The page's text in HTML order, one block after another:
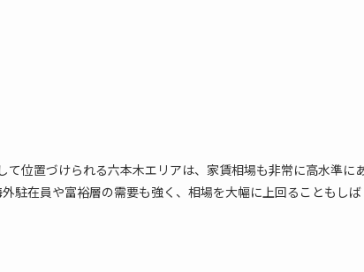
位置づけられる六本木エリアは、家賃相場も非常に高水準に
駐在員や富裕層の需要も強く、相場を大幅に上回ることもしば